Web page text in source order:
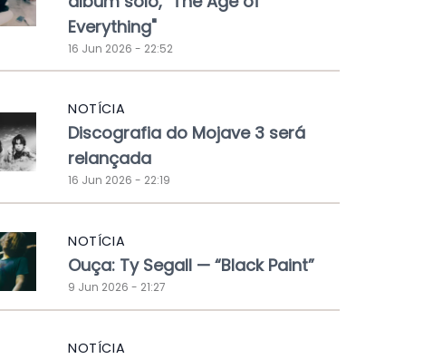
Everything"
16 Jun 2026 - 22:52
NOTÍCIA
Discografia do Mojave 3 será
relançada
16 Jun 2026 - 22:19
NOTÍCIA
Ouça: Ty Segall — “Black Paint”
9 Jun 2026 - 21:27
NOTÍCIA